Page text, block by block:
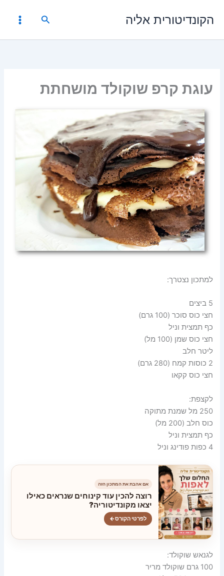
לתוכןהקונדיטורית אליה חיפוש
עוגת קרפ שוקולד מושחתת
למתכון נצטרך:
5 ביצים
חצי כוס סוכר (100 גרם)
כף תמצית וניל
חצי כוס שמן (100 מל)
ליטר חלב
2 כוסות קמח (280 גרם)
חצי כוס קקאו
לקצפת:
250 מל שמנת מתוקה
כוס חלב (200 מל)
כף תמצית וניל
4 כפות פודינג וניל
אם אהבת את המתכון הזה
רוצה להכין עוד קינוחים שנראים כאילו
יצאו מקונדיטוריה?
לפרטי הקורס←
לגנאש שוקולד:
100 גרם שוקולד מריר